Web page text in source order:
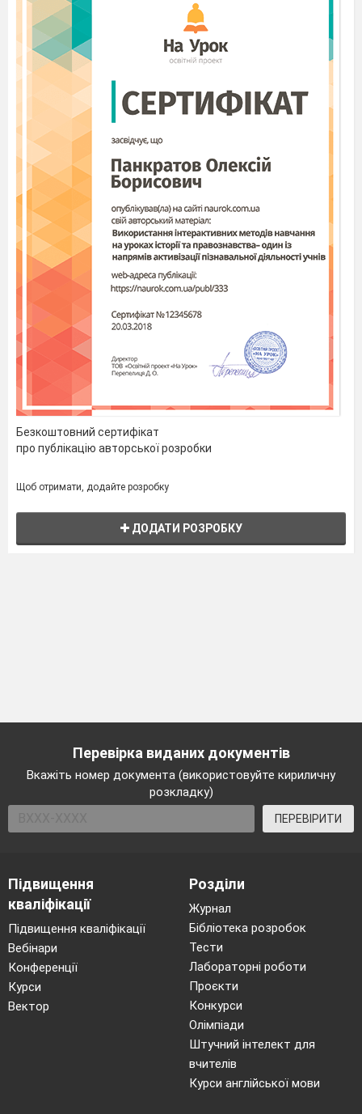
Безкоштовний сертифікат
про публікацію авторської розробки
Щоб отримати, додайте розробку
ДОДАТИ РОЗРОБКУ
Перевірка виданих документів
Вкажіть номер документа (використовуйте кириличну
розкладку)
ПЕРЕВІРИТИ
Підвищення
кваліфікації
Підвищення кваліфікації
Вебінари
Конференції
Курси
Вектор
Розділи
Журнал
Бібліотека розробок
Тести
Лабораторні роботи
Проєкти
Конкурси
Олімпіади
Штучний інтелект для
вчителів
Курси англійської мови